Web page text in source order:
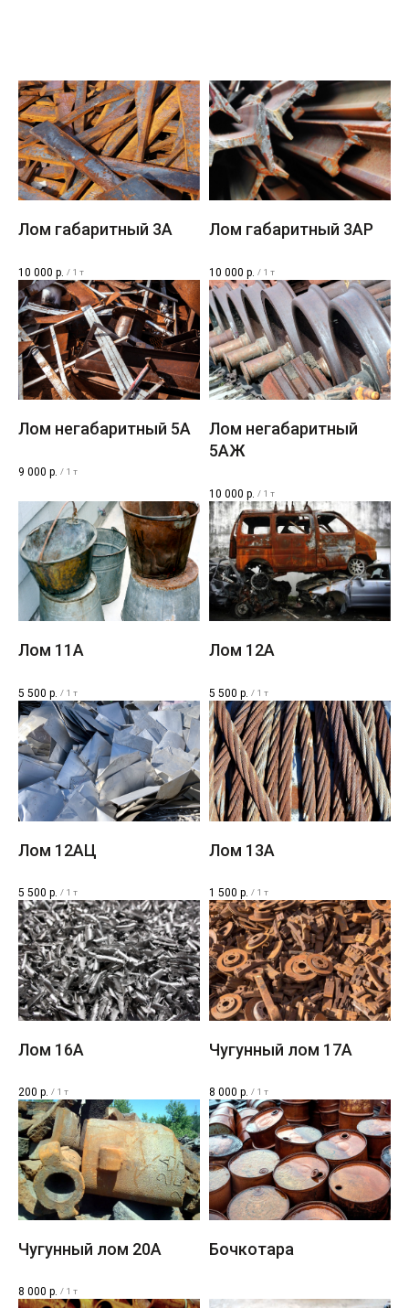
Лом габаритный 3A
10 000 р. / 1 т
Лом габаритный 3AР
10 000 р. / 1 т
Лом негабаритный 5A
9 000 р. / 1 т
Лом негабаритный
5AЖ
10 000 р. / 1 т
Лом 11A​
5 500 р. / 1 т
Лом 12A​
5 500 р. / 1 т
Лом 12AЦ
5 500 р. / 1 т
Лом 13A
1 500 р. / 1 т
Лом 16A
200 р. / 1 т
Чугунный лом 17A
8 000 р. / 1 т
Чугунный лом 20A
8 000 р. / 1 т
Бочкотара